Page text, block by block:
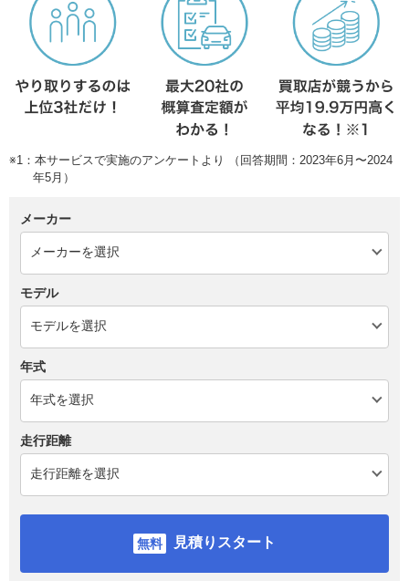
※1：本サービスで実施のアンケートより （回答期間：2023年6月〜2024
年5月）
メーカー
モデル
年式
走行距離
見積りスタート